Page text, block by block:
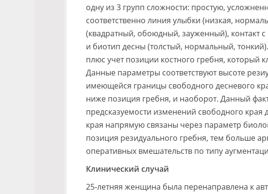
одну из 3 групп сложности: простую,
соответственно линия улыбки (низкая,
(квадратный, обоюдный, зауженный),
и биотип десны (толстый, нормальный,
плюс учет позиции костного гребня,
Данные параметры соответствуют высоте
имеющейся границы свободного десневого
ниже позиция гребня, и наоборот. Данный
предсказуемости изменений свободного
края напрямую связаны через параметр
позиция резидуального гребня, тем больше
оперативных вмешательств по типу
Клинический случай
25-летняя женщина была перенаправлена к